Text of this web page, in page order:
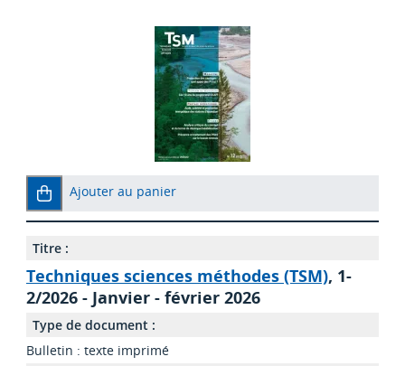
Ajouter au panier
Titre :
Techniques sciences méthodes (TSM), 1-
2/2026 - Janvier - février 2026
Type de document :
Bulletin : texte imprimé